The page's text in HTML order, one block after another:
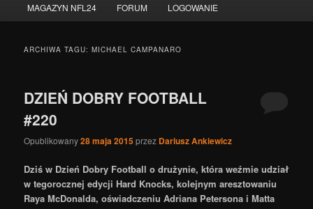
tekstu
widgetów
MAGAZYN NFL24 FORUM LOGOWANIE
ARCHIWA TAGU:MICHAEL CAMPANARO
DZIEŃ DOBRY FOOTBALL
#220
Opublikowany28 maja 2015przez Dariusz Ankiewicz
Dziś w Dzień Dobry Football o drużynie, która weźmie udział
w tegorocznej edycji Hard Knocks, kolejnym aresztowaniu
Raya McDonalda, oświadczeniu Adriana Petersona i Matta